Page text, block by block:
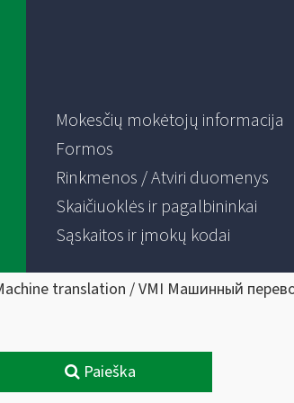
Mokesčių mokėtojų informacija
Formos
Rinkmenos / Atviri duomenys
Skaičiuoklės ir pagalbininkai
Sąskaitos ir įmokų kodai
translation / VMI Машинный
Paieška